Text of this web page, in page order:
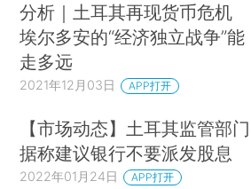
分析｜土耳其再现货币危机
埃尔多安的“经济独立战争”能
走多远
2021年12月03日 APP打开
【市场动态】土耳其监管部门
据称建议银行不要派发股息
2022年01月24日 APP打开